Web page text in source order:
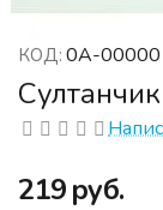
КОД: 0А-
‍219‍руб.